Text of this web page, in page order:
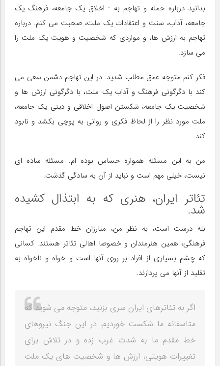
بدانید درباره حمله و تهاجم به : اخلاق یک جامعه، فرهنگ یک
جامعه، آداب، سنت و اعتقادات یک ملت، صحبت می کنم. درباره
تهاجم به ارزش ها، و مواردی که شخصیت و هویت یک ملت را
می سازد.
فکر کنم متوجه عمق مطلب شدید. در این تهاجم دشمن سعی می
کند با دگرگونی فرهنگ و آداب یک ملت، با دگرگونی ارزش ها و
شخصیت یک جامعه، شکستن اصول اخلاقی و دینی یک جامعه،
ملت مورد نظر را از لحاظ فکری و روانی به پوچی بکشد و نابود
کند.
من به این مسئله همواره حساس بوده ام. مسئله ساده ای
نیست، خیلی مهم است و نباید از آن به سادگی گذشت.
تئاتر ایران، هنری که به ابتذال کشیده
شد.
بله درست است، به نظر من، مبارزان خط مقدم این تهاجم
فرهنگی، همین هنرمندان و خصوصا اهالی تئاتر هستند. کسانی
که چشم بسیاری از افراد بر روی آنها است و خواه و ناخواه به
تقلید از آنها می پردازند.
اگر به تئاترهای ایران سری بزنید، متوجه می شوید که
متاسفانه ما شکست خوردیم. در این جنگ نیروهای
خط مقدم ما به شدت غرب زده و در تلاش برای
تغییرات هویتی، ارزش ها و شخصیت های یک ملت